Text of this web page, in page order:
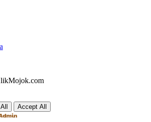
Accept All